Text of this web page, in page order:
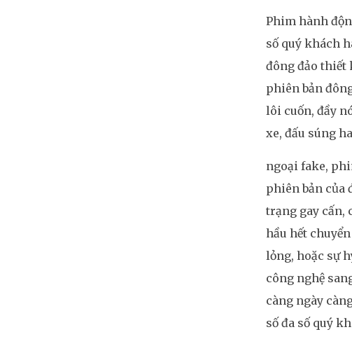
Phim hành
số quý khách
đông đảo thiết
phiên bản
lôi cuốn, đầy
xe, đấu súng
ngoại fake,
phiên bản của
trạng gay cấn,
hầu hết
lỏng, hoặc sự
công nghệ
càng ngày
số đa số quý